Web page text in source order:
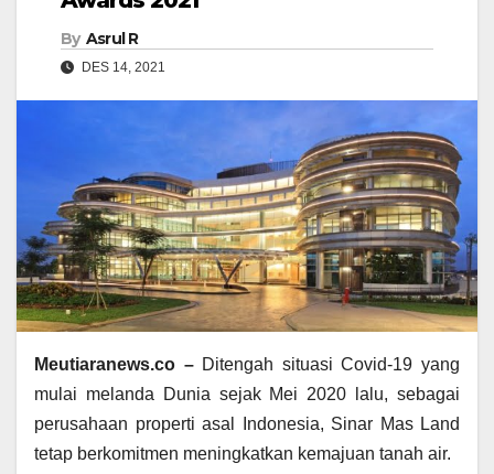
By Asrul R
DES 14, 2021
Meutiaranews.co – Ditengah situasi Covid-19 yang
mulai melanda Dunia sejak Mei 2020 lalu, sebagai
perusahaan properti asal Indonesia, Sinar Mas Land
tetap berkomitmen meningkatkan kemajuan tanah air.